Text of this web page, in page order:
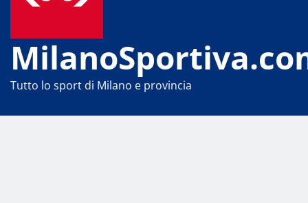
Tutto lo sport di Milano e provincia